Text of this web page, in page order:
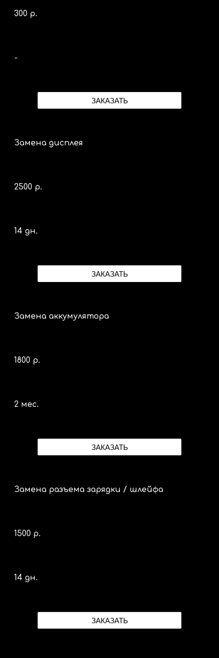
300 р.
-
ЗАКАЗАТЬ
Замена дисплея
2500 р.
14 дн.
ЗАКАЗАТЬ
Замена аккумулятора
1800 р.
2 мес.
ЗАКАЗАТЬ
Замена разъема зарядки / шлейфа
1500 р.
14 дн.
ЗАКАЗАТЬ